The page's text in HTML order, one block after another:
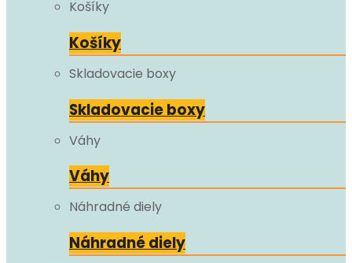
Košíky
Košíky
Skladovacie boxy
Skladovacie boxy
Váhy
Váhy
Náhradné diely
Náhradné diely